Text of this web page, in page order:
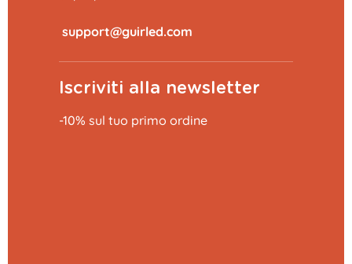
Iscriviti alla newsletter
-10% sul tuo primo ordine